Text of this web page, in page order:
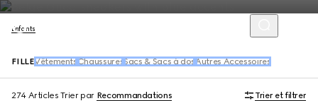
Enfants
FILLE Vêtements Chaussures Sacs & Sacs à dos Autres Accessoires
274 Articles Trier par Recommandations Trier et filtrer